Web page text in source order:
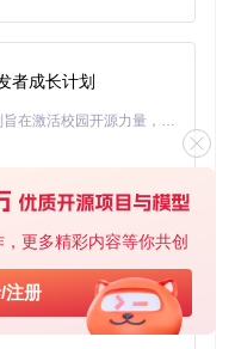
更多精彩内容等你共创
注册
如MacBookPro15,2
分区
者成长计划
「源启盛夏」暑期校园开发者成长计划旨在激活校园开源力量，通过积分激励、认证扶持、资源倾斜等形式，引导高校组织和开发者完成「入驻 — 建项目 — 做贡献 — 获认证 — 得资源」的完整闭环。无论你是想带领社团入驻平台的组织者，还是希望用代码贡献证明自己的开发者，都能在这里找到属于你的成长路径。
基于Python的Xiaozhi AI，适用于想要完整Xiaozhi体验而无需拥有专用硬件的用户。